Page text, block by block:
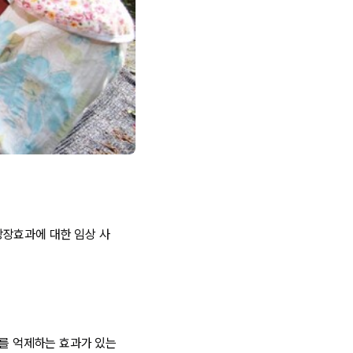
효과에 대한 임상 사
억제하는 효과가 있는